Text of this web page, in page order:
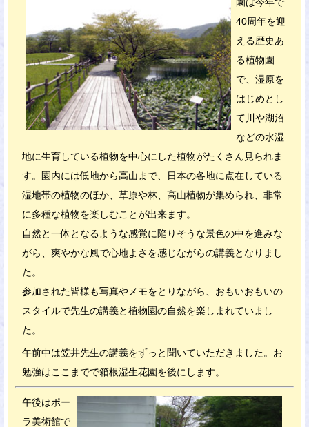
園は今年で
40周年を迎
える歴史あ
る植物園
で、湿原を
はじめとし
て川や湖沼
などの水湿
地に生育している植物を中心にした植物がたくさん見られま
す。園内には低地から高山まで、日本の各地に点在している
湿地帯の植物のほか、草原や林、高山植物が集められ、非常
に多種な植物を楽しむことが出来ます。
自然と一体となるような感覚に陥りそうな景色の中を進みな
がら、爽やかな風で心地よさを感じながらの講義となりまし
た。
参加された皆様も写真やメモをとりながら、おもいおもいの
スタイルで先生の講義と植物園の自然を楽しまれていまし
た。
午前中は笠井先生の講義をずっと聞いていただきました。お
勉強はここまでで箱根湿生花園を後にします。
午後はポー
ラ美術館で